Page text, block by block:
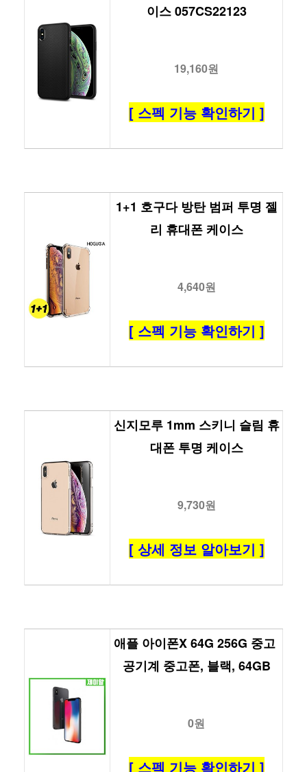
이스 057CS22123
19,160원
[ 스펙 기능 확인하기 ]
1+1 호구다 방탄 범퍼 투명 젤
리 휴대폰 케이스
4,640원
[ 스펙 기능 확인하기 ]
신지모루 1mm 스키니 슬림 휴
대폰 투명 케이스
9,730원
[ 상세 정보 알아보기 ]
애플 아이폰X 64G 256G 중고
공기계 중고폰, 블랙, 64GB
0원
[ 스펙 기능 확인하기 ]